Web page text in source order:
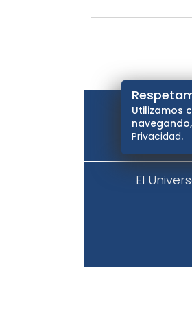
El
Utilizamos
Privacidad.